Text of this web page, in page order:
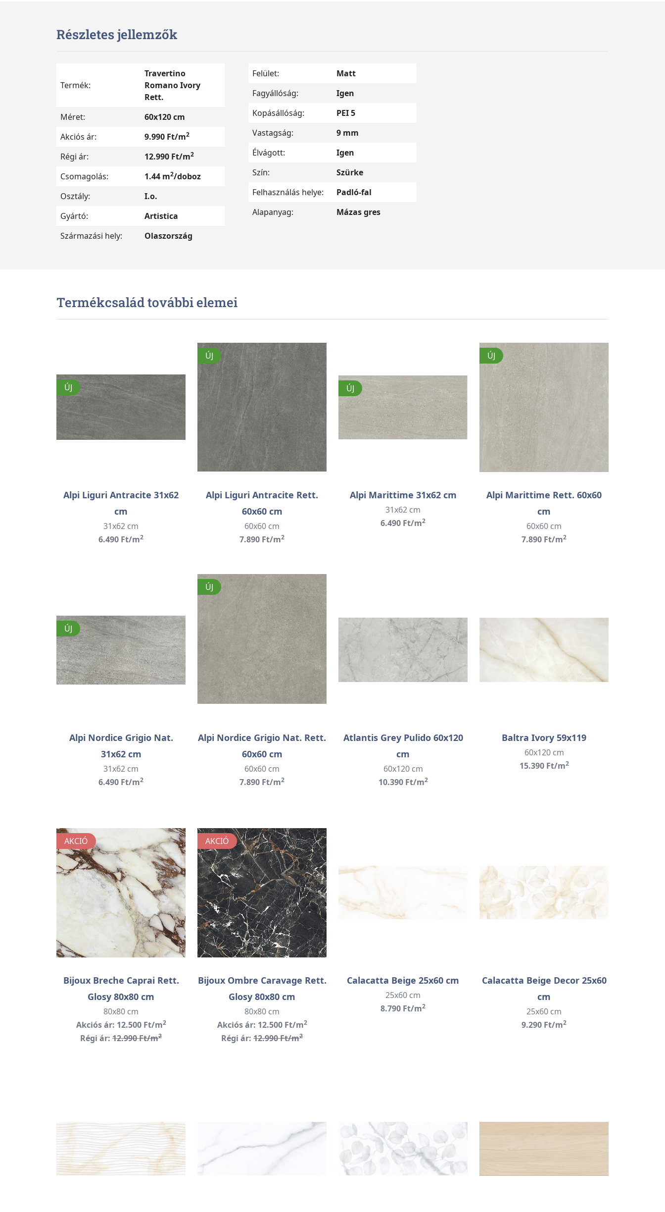
Részletes jellemzők
Termék:
Travertino
Romano Ivory
Rett.
Méret:
60x120 cm
Akciós ár:
9.990 Ft/m2
Régi ár: 12.990 Ft/m2
Csomagolás: 1.44 m2/doboz
Osztály:
I.o.
Gyártó:
Artistica
Származási hely:
Olaszország
Felület:
Matt
Fagyállóság:
Igen
Kopásállóság:
PEI 5
Vastagság:
9 mm
Élvágott:
Igen
Szín:
Szürke
Felhasználás helye:
Padló-fal
Alapanyag:
Mázas gres
Termékcsalád további elemei
ÚJ
Alpi Liguri Antracite 31x62
cm
31x62 cm
6.490 Ft/m2
ÚJ
Alpi Liguri Antracite Rett.
60x60 cm
60x60 cm
7.890 Ft/m2
ÚJ
Alpi Marittime 31x62 cm
31x62 cm
6.490 Ft/m2
ÚJ
Alpi Marittime Rett. 60x60
cm
60x60 cm
7.890 Ft/m2
ÚJ
Alpi Nordice Grigio Nat.
31x62 cm
31x62 cm
6.490 Ft/m2
ÚJ
Alpi Nordice Grigio Nat. Rett.
60x60 cm
60x60 cm
7.890 Ft/m2
Atlantis Grey Pulido 60x120
cm
60x120 cm
10.390 Ft/m2
Baltra Ivory 59x119
60x120 cm
15.390 Ft/m2
AKCIÓ
Bijoux Breche Caprai Rett.
Glosy 80x80 cm
80x80 cm
Akciós ár: 12.500 Ft/m2
Régi ár: 12.990 Ft/m2
AKCIÓ
Bijoux Ombre Caravage Rett.
Glosy 80x80 cm
80x80 cm
Akciós ár: 12.500 Ft/m2
Régi ár: 12.990 Ft/m2
Calacatta Beige 25x60 cm
25x60 cm
8.790 Ft/m2
Calacatta Beige Decor 25x60
cm
25x60 cm
9.290 Ft/m2